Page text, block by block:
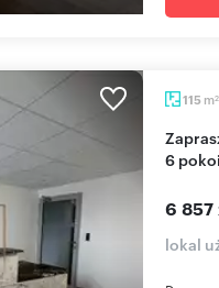
115 m2
Zapraszam do wynajmu nowoczesnego biurowca
6
6 857
lokal